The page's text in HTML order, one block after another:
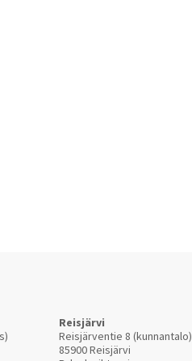
Reisjärvi
Reisjärventie 8 (kunnantalo)
85900 Reisjärvi